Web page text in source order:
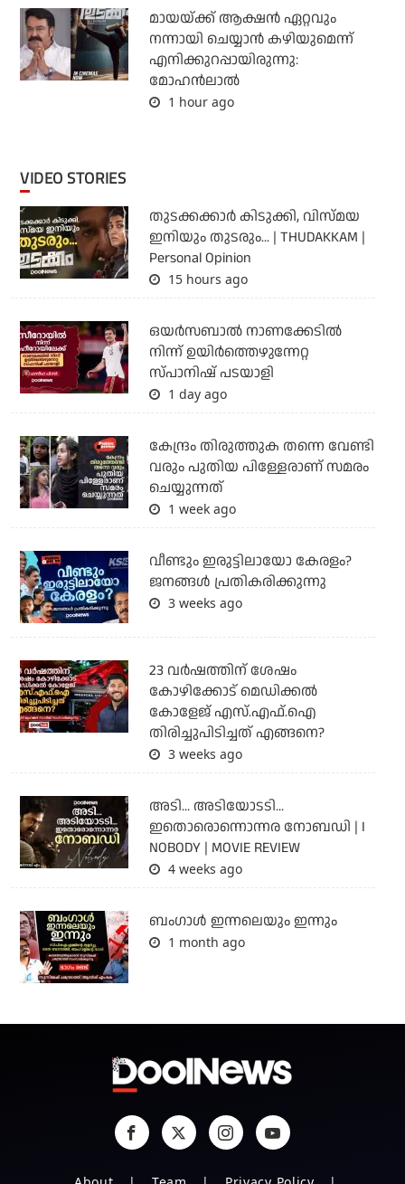
മായയ്ക്ക് ആക്ഷന്‍ ഏറ്റവും
നന്നായി ചെയ്യാന്‍ കഴിയുമെന്ന്
എനിക്കുറപ്പായിരുന്നു:
മോഹന്‍ലാല്‍
1 hour ago
VIDEO STORIES
തുടക്കക്കാര്‍ കിടുക്കി, വിസ്മയ
ഇനിയും തുടരും... | THUDAKKAM |
Personal Opinion
15 hours ago
ഒയര്‍സബാൽ നാണക്കേടിൽ
നിന്ന് ഉയിർത്തെഴുന്നേറ്റ
സ്പാനിഷ് പടയാളി
1 day ago
കേന്ദ്രം തിരുത്തുക തന്നെ വേണ്ടി
വരും പുതിയ പിള്ളേരാണ് സമരം
ചെയ്യുന്നത്
1 week ago
വീണ്ടും ഇരുട്ടിലായോ കേരളം?
ജനങ്ങൾ പ്രതികരിക്കുന്നു
3 weeks ago
23 വർഷത്തിന് ശേഷം
കോഴിക്കോട് മെഡിക്കൽ
കോളേജ് എസ്.എഫ്.ഐ
തിരിച്ചുപിടിച്ചത് എങ്ങനെ?
3 weeks ago
അടി... അടിയോടടി...
ഇതൊരൊന്നൊന്നര നോബഡി | I
NOBODY | MOVIE REVIEW
4 weeks ago
ബംഗാള്‍ ഇന്നലെയും ഇന്നും
1 month ago